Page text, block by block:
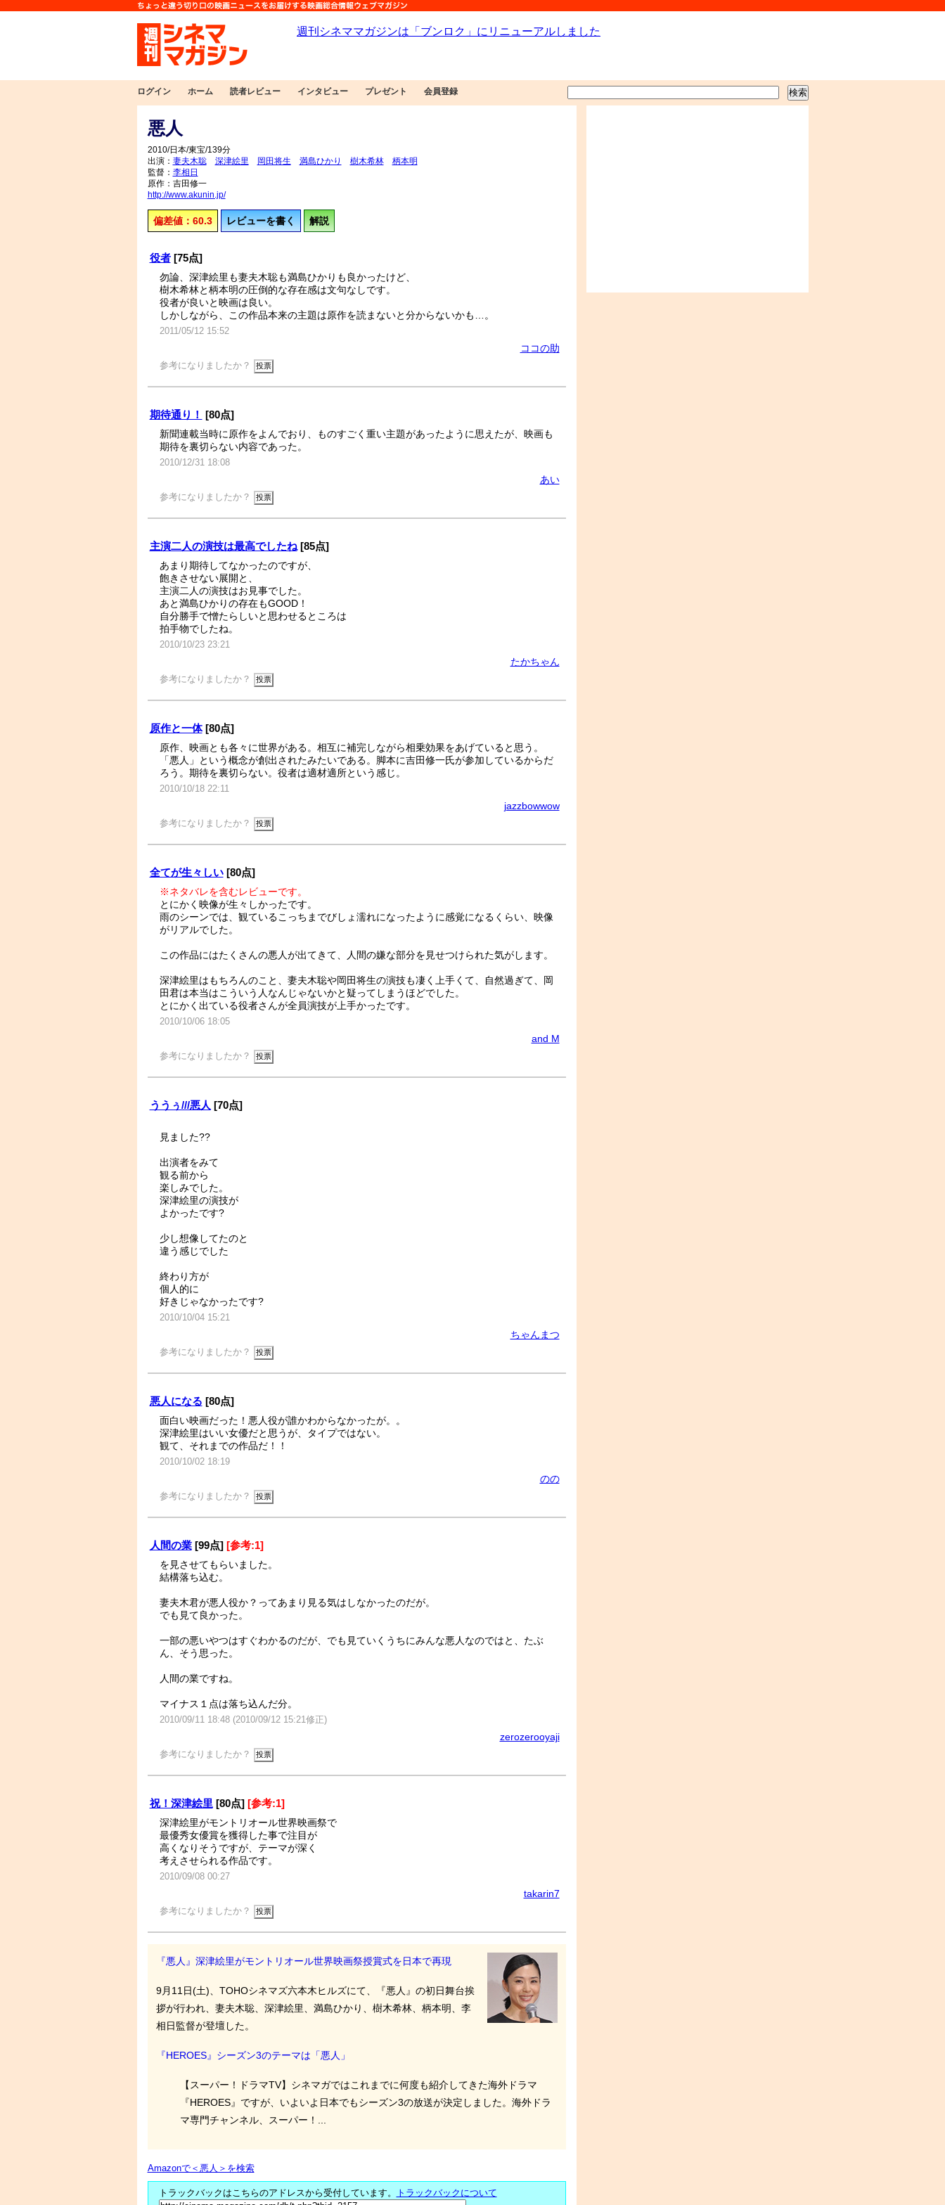
ログイン ホーム 読者レビュー インタビュー プレゼント 会員登録
悪人
2010/日本/東宝/139分
出演： 妻夫木聡 深津絵里 岡田将生 満島ひかり 樹木希林
柄本明
監督： 李相日
原作：吉田修一
http://www.akunin.jp/
偏差値：60.3 レビューを書く 解説
役者[75点]
勿論、深津絵里も妻夫木聡も満島ひかりも良かったけど、
樹木希林と柄本明の圧倒的な存在感は文句なしです。
役者が良いと映画は良い。
しかしながら、この作品本来の主題は原作を読まないと分からないかも…。
2011/05/12 15:52
ココの助
参考になりましたか？
期待通り！ [80点]
新聞連載当時に原作をよんでおり、ものすごく重い主題があったように思えたが、映画も
期待を裏切らない内容であった。
2010/12/31 18:08
あい
参考になりましたか？
主演二人の演技は最高でしたね[85点]
あまり期待してなかったのですが、
飽きさせない展開と、
主演二人の演技はお見事でした。
あと満島ひかりの存在もGOOD！
自分勝手で憎たらしいと思わせるところは
拍手物でしたね。
2010/10/23 23:21
たかちゃん
参考になりましたか？
原作と一体[80点]
原作、映画とも各々に世界がある。相互に補完しながら相乗効果をあげていると思う。
「悪人」という概念が創出されたみたいである。脚本に吉田修一氏が参加しているからだ
ろう。期待を裏切らない。役者は適材適所という感じ。
2010/10/18 22:11
jazzbowwow
参考になりましたか？
全てが生々しい[80点]
※ネタバレを含むレビューです。
とにかく映像が生々しかったです。
雨のシーンでは、観ているこっちまでびしょ濡れになったように感覚になるくらい、映像
がリアルでした。
この作品にはたくさんの悪人が出てきて、人間の嫌な部分を見せつけられた気がします。
深津絵里はもちろんのこと、妻夫木聡や岡田将生の演技も凄く上手くて、自然過ぎて、岡
田君は本当はこういう人なんじゃないかと疑ってしまうほどでした。
とにかく出ている役者さんが全員演技が上手かったです。
2010/10/06 18:05
and M
参考になりましたか？
ううぅ///悪人 [70点]
見ました??
出演者をみて
観る前から
楽しみでした。
深津絵里の演技が
よかったです?
少し想像してたのと
違う感じでした
終わり方が
個人的に
好きじゃなかったです?
2010/10/04 15:21
ちゃんまつ
参考になりましたか？
悪人になる [80点]
面白い映画だった！悪人役が誰かわからなかったが。。
深津絵里はいい女優だと思うが、タイプではない。
観て、それまでの作品だ！！
2010/10/02 18:19
のの
参考になりましたか？
人間の業[99点] [参考:1]
を見させてもらいました。
結構落ち込む。
妻夫木君が悪人役か？ってあまり見る気はしなかったのだが。
でも見て良かった。
一部の悪いやつはすぐわかるのだが、でも見ていくうちにみんな悪人なのではと、たぶ
ん、そう思った。
人間の業ですね。
マイナス１点は落ち込んだ分。
2010/09/11 18:48 (2010/09/12 15:21修正)
zerozerooyaji
参考になりましたか？
祝！深津絵里 [80点] [参考:1]
深津絵里がモントリオール世界映画祭で
最優秀女優賞を獲得した事で注目が
高くなりそうですが、テーマが深く
考えさせられる作品です。
2010/09/08 00:27
takarin7
参考になりましたか？
『悪人』深津絵里がモントリオール世界映画祭授賞式を日本で再現
9月11日(土)、TOHOシネマズ六本木ヒルズにて、『悪人』の初日舞台挨
拶が行われ、妻夫木聡、深津絵里、満島ひかり、樹木希林、柄本明、李
相日監督が登壇した。
『HEROES』シーズン3のテーマは「悪人」
【スーパー！ドラマTV】シネマガではこれまでに何度も紹介してきた海外ドラマ
『HEROES』ですが、いよいよ日本でもシーズン3の放送が決定しました。海外ドラ
マ専門チャンネル、スーパー！...
Amazonで＜悪人＞を検索
トラックバックはこちらのアドレスから受付しています。 トラックバックについて